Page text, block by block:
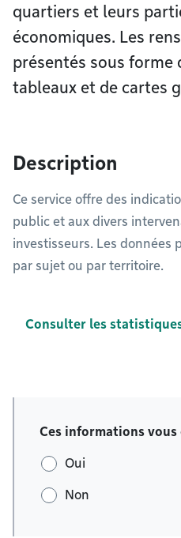
quartiers et leurs
économiques. Les
présentés sous forme
tableaux et de cartes
Description
Ce service offre des
public et aux divers
investisseurs. Les données
par sujet ou par territoire.
Consulter les
Ces informations
Oui
Non